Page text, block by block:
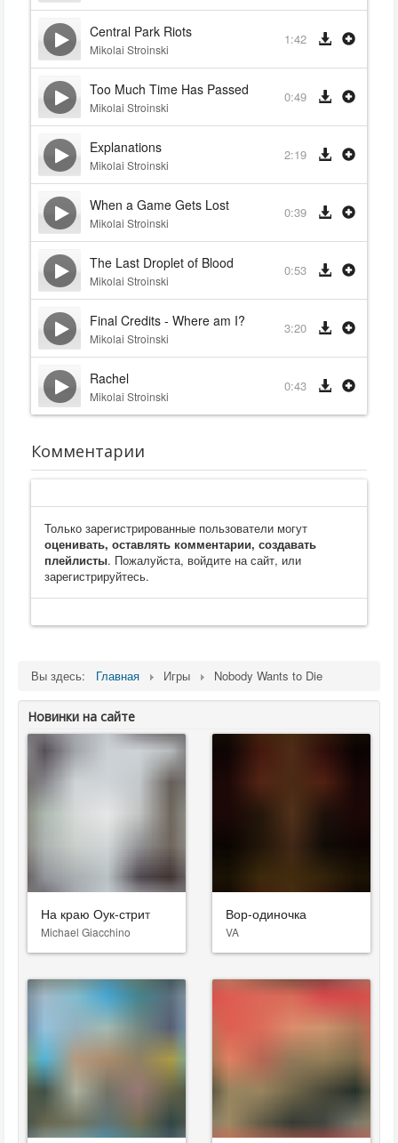
Central Park Riots
Mikolai Stroinski
1:42
Too Much Time Has Passed
Mikolai Stroinski
0:49
Explanations
Mikolai Stroinski
2:19
When a Game Gets Lost
Mikolai Stroinski
0:39
The Last Droplet of Blood
Mikolai Stroinski
0:53
Final Credits - Where am I?
Mikolai Stroinski
3:20
Rachel
Mikolai Stroinski
0:43
Комментарии
Только зарегистрированные пользователи могут
оценивать, оставлять комментарии, создавать
плейлисты. Пожалуйста, войдите на сайт, или
зарегистрируйтесь.
Вы здесь: Главная Игры Nobody Wants to Die
Новинки на сайте
На краю Оук-стрит
Michael Giacchino
Вор-одиночка
VA